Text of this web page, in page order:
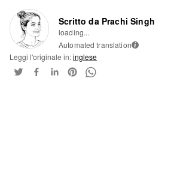
Scritto da Prachi Singh
loading...
Automated translation i
Leggi l'originale in:inglese